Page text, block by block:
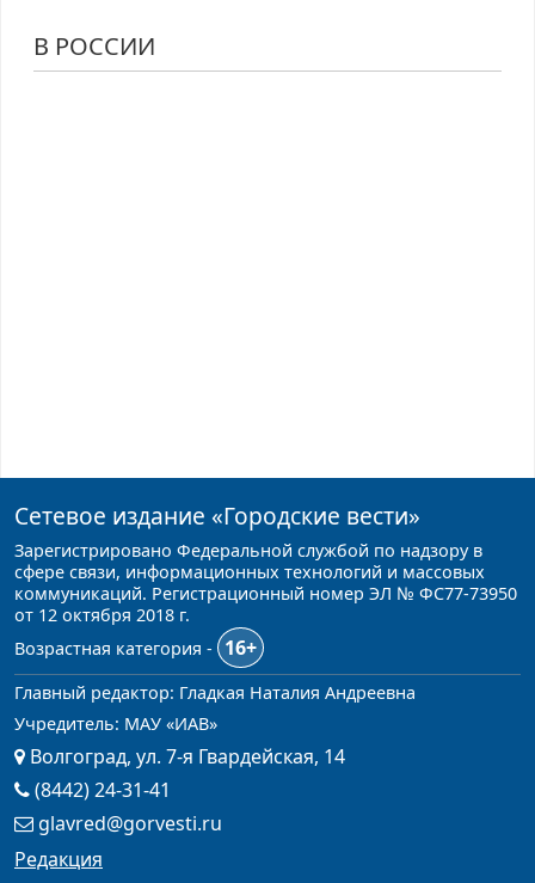
В РОССИИ
Сетевое издание «Городские вести»
Зарегистрировано Федеральной службой по надзору в
сфере связи, информационных технологий и массовых
коммуникаций. Регистрационный номер ЭЛ № ФС77-73950
от 12 октября 2018 г.
Возрастная категория -
16+
Главный редактор: Гладкая Наталия Андреевна
Учредитель: МАУ «ИАВ»
Волгоград, ул. 7-я Гвардейская, 14
(8442) 24-31-41
glavred@gorvesti.ru
Редакция